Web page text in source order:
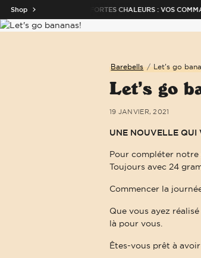
Shop FORTES CHALEURS : VOS
Ouvrir le menu
Barebells / Let’s go
Let’s go
19 JANVIER, 2021
UNE NOUVELLE
Pour compléter notre
Toujours avec 24
Commencer la
Que vous ayez
là pour vous.
Êtes-vous prêt à
le menu